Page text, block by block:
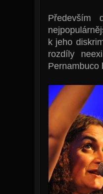
Především
k jeho
rozdíly
Pernambuco